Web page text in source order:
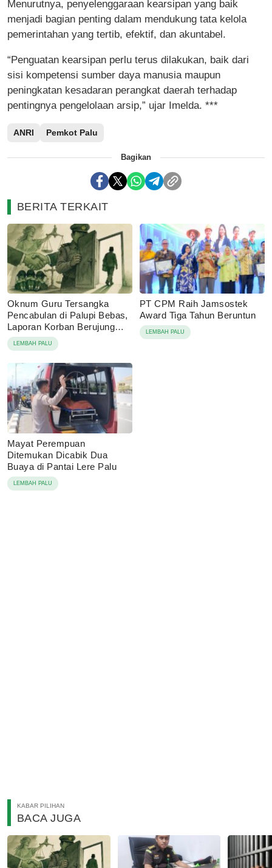
Menurutnya, penyelenggaraan kearsipan yang baik
menjadi bagian penting dalam mendukung tata kelola
pemerintahan yang tertib, efektif, dan akuntabel.
“Penguatan kearsipan perlu terus dilakukan, baik dari
sisi kompetensi sumber daya manusia maupun
peningkatan kesadaran perangkat daerah terhadap
pentingnya pengelolaan arsip,” ujar Imelda. ***
ANRI Pemkot Palu
Bagikan
BERITA TERKAIT
Oknum Guru Tersangka
Pencabulan di Palupi Bebas,
Laporan Korban Berujung
Damai
LEMBAH PALU
PT CPM Raih Jamsostek
Award Tiga Tahun Beruntun
LEMBAH PALU
Mayat Perempuan
Ditemukan Dicabik Dua
Buaya di Pantai Lere Palu
LEMBAH PALU
KABAR PILIHAN
BACA JUGA